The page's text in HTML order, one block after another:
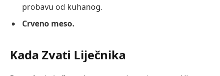
probavu od kuhanog.
Crveno meso.
Kada Zvati Liječnika